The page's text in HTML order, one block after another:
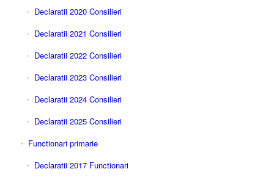
Declaratii 2020 Consilieri
Declaratii 2021 Consilieri
Declaratii 2022 Consilieri
Declaratii 2023 Consilieri
Declaratii 2024 Consilieri
Declaratii 2025 Consilieri
Functionari primarie
Declaratii 2017 Functionari